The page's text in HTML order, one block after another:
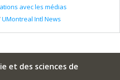
avec les médias
UMontreal Intl News
et des sciences de